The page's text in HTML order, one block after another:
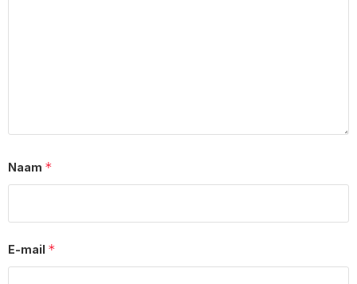
Naam *
E-mail *